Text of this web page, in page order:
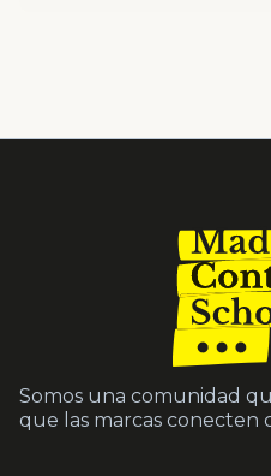
Somos una comunidad
que las marcas conecten